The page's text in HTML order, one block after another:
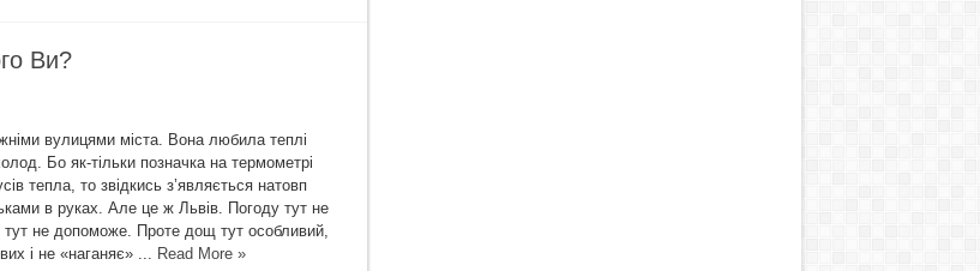
Ви?
вулицями міста. Вона любила теплі
Бо як-тільки позначка на термометрі
тепла, то звідкись з’являється натовп
в руках. Але це ж Львів. Погоду тут не
не допоможе. Проте дощ тут особливий,
і не «наганяє» ... Read More »